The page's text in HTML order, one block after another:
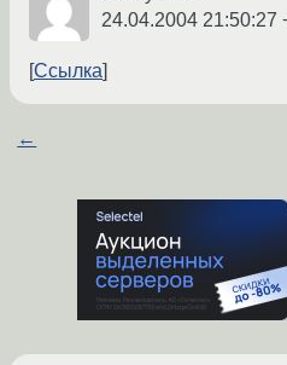
24.04.2004 21:50:27
Ссылка
←